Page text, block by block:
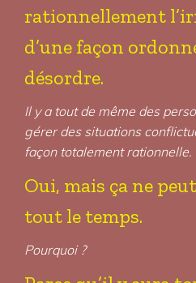
rationnellement
d’une façon
désordre.
Il y a tout de même des
gérer des situations
façon totalement rationnelle.
Oui, mais ça ne
tout le temps.
Pourquoi ?